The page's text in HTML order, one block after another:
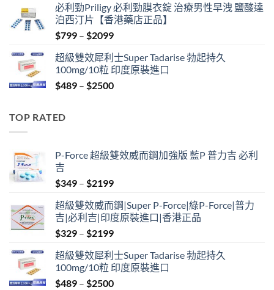
was:
$399.
is:
$369.
必利勁Priligy 必利勁膜衣錠 治療男性早洩 鹽酸達
泊西汀片【香港藥店正品】
$799 – $2099Price
$799
through
$2099
超級雙效犀利士Super Tadarise 勃起持久
100mg/10粒 印度原裝進口
$489 – $2500Price
TOP RATED
P-Force 超級雙效威而鋼加強版 藍P 普力吉 必利
吉
$349 – $2199Price
$349
through
$2199
超級雙效威而鋼|Super P-Force|綠P-Force|普力
吉|必利吉|印度原裝進口|香港正品
$329 – $2199Price
$329
through
$2199
超級雙效犀利士Super Tadarise 勃起持久
100mg/10粒 印度原裝進口
$489 – $2500Price